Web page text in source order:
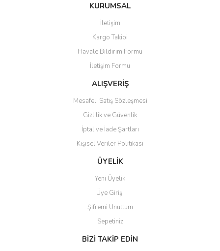
KURUMSAL
İletişim
Kargo Takibi
Havale Bildirim Formu
İletişim Formu
ALIŞVERİŞ
Mesafeli Satış Sözleşmesi
Gizlilik ve Güvenlik
İptal ve İade Şartları
Kişisel Veriler Politikası
ÜYELİK
Yeni Üyelik
Üye Girişi
Şifremi Unuttum
Sepetiniz
BİZİ TAKİP EDİN